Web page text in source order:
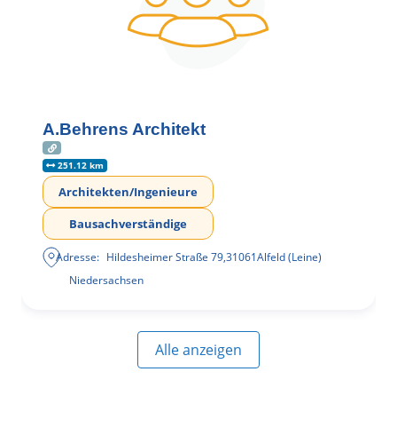
A.Behrens Architekt
251.12 km
Architekten/Ingenieure
Bausachverständige
Adresse: Hildesheimer Straße 79,31061Alfeld (Leine)
Niedersachsen
Alle anzeigen